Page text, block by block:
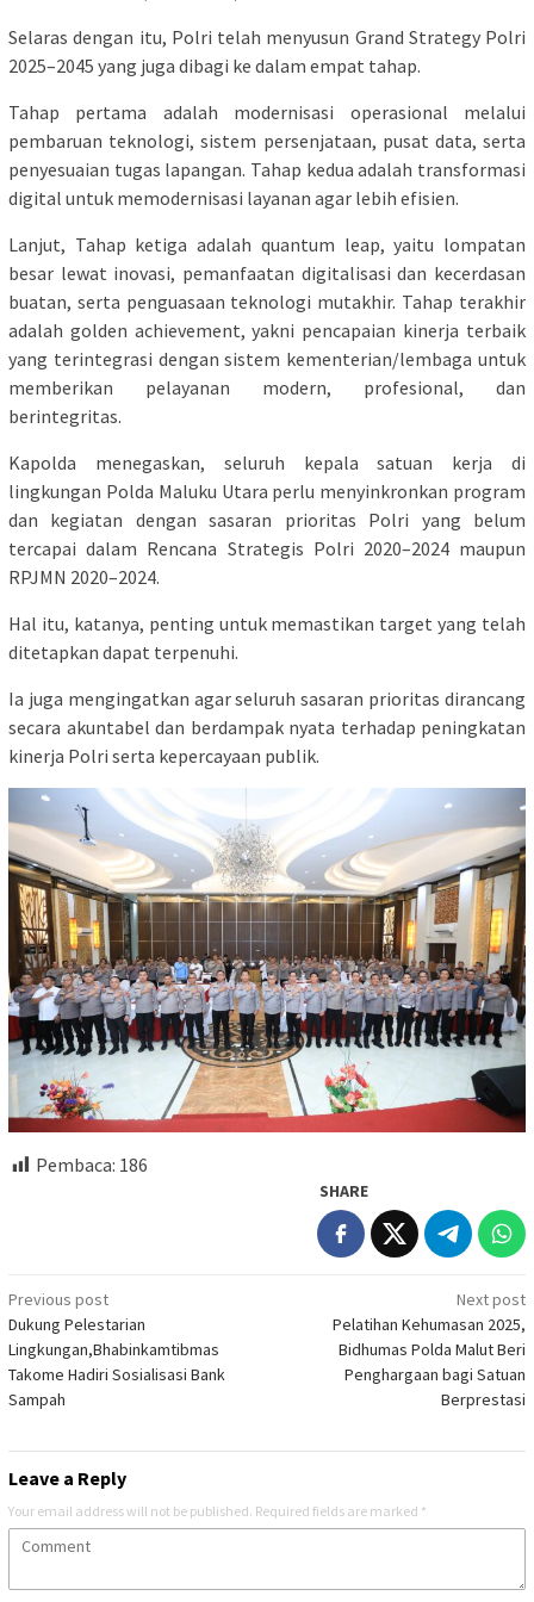
Selaras dengan itu, Polri telah menyusun Grand Strategy Polri
2025–2045 yang juga dibagi ke dalam empat tahap.
Tahap pertama adalah modernisasi operasional melalui
pembaruan teknologi, sistem persenjataan, pusat data, serta
penyesuaian tugas lapangan. Tahap kedua adalah transformasi
digital untuk memodernisasi layanan agar lebih efisien.
Lanjut, Tahap ketiga adalah quantum leap, yaitu lompatan
besar lewat inovasi, pemanfaatan digitalisasi dan kecerdasan
buatan, serta penguasaan teknologi mutakhir. Tahap terakhir
adalah golden achievement, yakni pencapaian kinerja terbaik
yang terintegrasi dengan sistem kementerian/lembaga untuk
memberikan pelayanan modern, profesional, dan
berintegritas.
Kapolda menegaskan, seluruh kepala satuan kerja di
lingkungan Polda Maluku Utara perlu menyinkronkan program
dan kegiatan dengan sasaran prioritas Polri yang belum
tercapai dalam Rencana Strategis Polri 2020–2024 maupun
RPJMN 2020–2024.
Hal itu, katanya, penting untuk memastikan target yang telah
ditetapkan dapat terpenuhi.
Ia juga mengingatkan agar seluruh sasaran prioritas dirancang
secara akuntabel dan berdampak nyata terhadap peningkatan
kinerja Polri serta kepercayaan publik.
Pembaca: 186
SHARE
Post
navigation
Previous post
Dukung Pelestarian
Lingkungan,Bhabinkamtibmas
Takome Hadiri Sosialisasi Bank
Sampah
Next post
Pelatihan Kehumasan 2025,
Bidhumas Polda Malut Beri
Penghargaan bagi Satuan
Berprestasi
Leave a Reply
Your email address will not be published. Required fields are marked *